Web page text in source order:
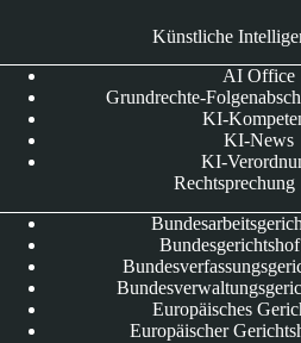
Künstliche
AI Office
Grundrechte-
KI-
KI-News
KI-
Rechtsprechung
Europäisches
Europäischer